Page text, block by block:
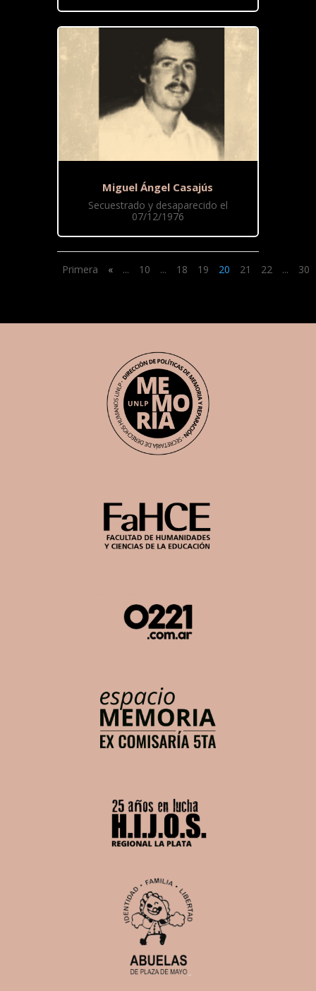
Miguel Ángel Casajús
Secuestrado y desaparecido el
07/12/1976
Primera « ... 10 ... 18 19 20 21 22 ... 30